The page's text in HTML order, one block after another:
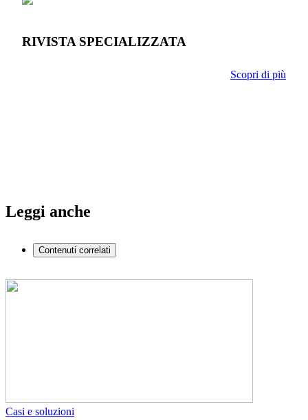
RIVISTA SPECIALIZZATA
Scopri di più
Leggi anche
Contenuti correlati
Casi e soluzioni